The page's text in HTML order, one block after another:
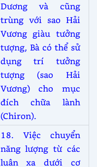
Dương và cũng
trùng với sao Hải
Vương giàu tưởng
tượng, Bà có thể sử
dụng trí tưởng
tượng (sao Hải
Vương) cho mục
đích chữa lành
(Chiron).
18. Việc chuyển
năng lượng từ các
luân xa dưới cơ